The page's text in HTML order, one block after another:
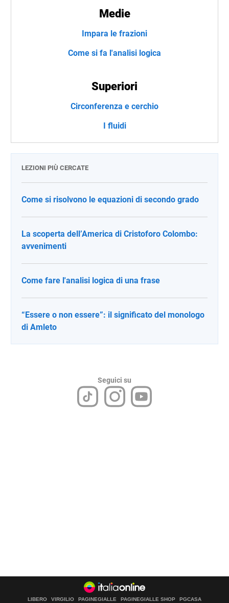
Medie
Impara le frazioni
Come si fa l'analisi logica
Superiori
Circonferenza e cerchio
I fluidi
LEZIONI PIÙ CERCATE
Come si risolvono le equazioni di secondo grado
La scoperta dell’America di Cristoforo Colombo:
avvenimenti
Come fare l'analisi logica di una frase
“Essere o non essere”: il significato del monologo
di Amleto
Seguici su
LIBERO VIRGILIO PAGINEGIALLE PAGINEGIALLE SHOP PGCASA